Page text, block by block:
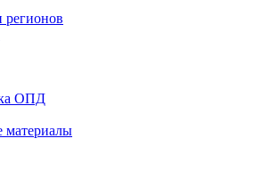
регионов
ОПД
материалы